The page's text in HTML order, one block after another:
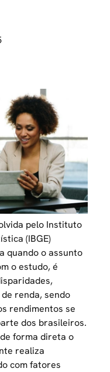
pelo Instituto
(IBGE)
quando o assunto
o estudo, é
renda, sendo
rendimentos se
dos brasileiros.
forma direta o
realiza
com fatores